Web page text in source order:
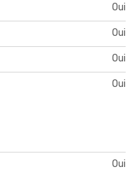
Oui
Oui
Oui
Oui
Oui